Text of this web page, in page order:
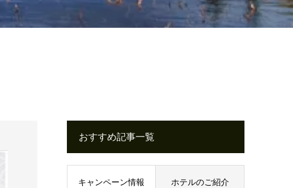
おすすめ記事一覧
キャンペーン情報 ホテルのご紹介